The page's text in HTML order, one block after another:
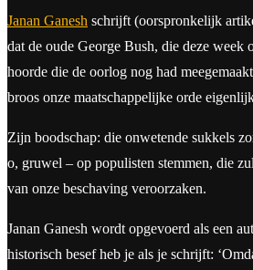
Janan Ganesh schrijft (oorspronkelijk
dat de oude George Bush, die deze week
hoorde die de oorlog nog had
broos onze maatschappelijke orde
Zijn boodschap: die onwetende sukkels
o, gruwel – op populisten stemmen, die
van onze beschaving veroorzaken.
Janan Ganesh wordt opgevoerd als een
historisch besef heb je als je schrijft: